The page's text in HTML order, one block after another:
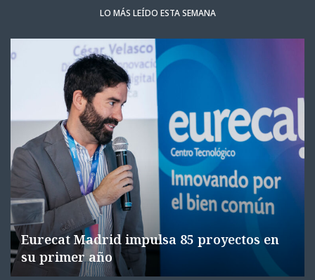
LO MÁS LEÍDO ESTA SEMANA
Eurecat Madrid impulsa 85 proyectos en
su primer año